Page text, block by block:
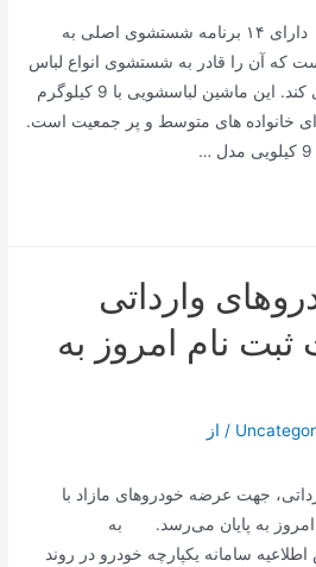
ماشین لباسشویی جی پلاس دارای ۱۴ برنامه شستشوی اصلی به
که آن را قادر به شستشوی انواع لباس
در اندازه و الیاف مختلف می کند. این ماشین لباسشویی با 9 کیلوگرم
خانواده های متوسط و پر جمعیت است.
وارداتی
ثبت نام امروز به
/ از
جهت عرضه خودروهای مازاد با
امروز به پایان می‌رسد. به
سامانه یکپارچه خودرو در روند